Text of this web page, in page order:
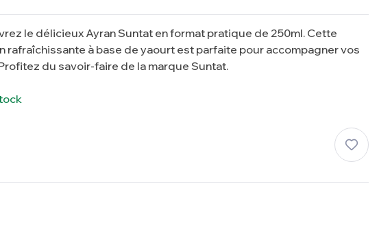
le délicieux Ayran Suntat en format pratique de 250ml. Cette
rafraîchissante à base de yaourt est parfaite pour accompagner vos
du savoir-faire de la marque Suntat.